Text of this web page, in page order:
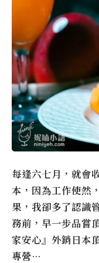
每逢六七月，就會
本，因為工作使然
果，我卻多了認識
務前，早一步品嘗
家安心』外銷日本
專營…